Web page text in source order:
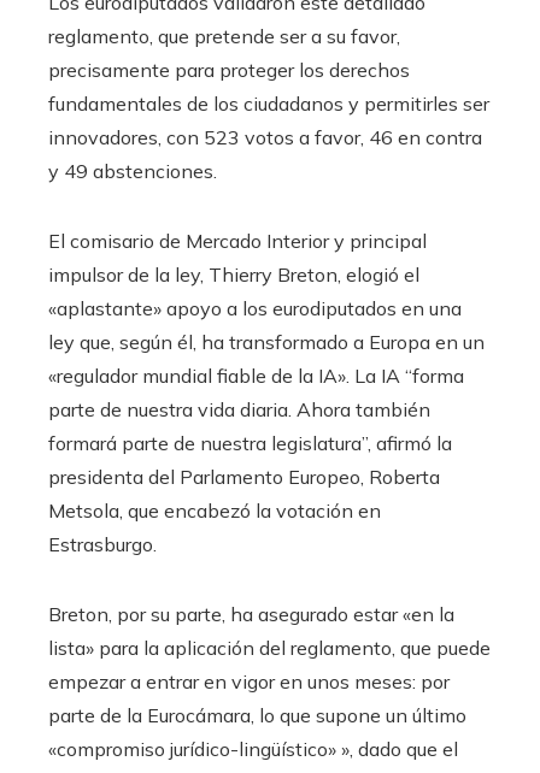
reglamento, que pretende ser a su favor,
precisamente para proteger los derechos
fundamentales de los ciudadanos y permitirles ser
innovadores, con 523 votos a favor, 46 en contra
y 49 abstenciones.
El comisario de Mercado Interior y principal
impulsor de la ley, Thierry Breton, elogió el
«aplastante» apoyo a los eurodiputados en una
ley que, según él, ha transformado a Europa en un
«regulador mundial fiable de la IA». La IA “forma
parte de nuestra vida diaria. Ahora también
formará parte de nuestra legislatura”, afirmó la
presidenta del Parlamento Europeo, Roberta
Metsola, que encabezó la votación en
Estrasburgo.
Breton, por su parte, ha asegurado estar «en la
lista» para la aplicación del reglamento, que puede
empezar a entrar en vigor en unos meses: por
parte de la Eurocámara, lo que supone un último
«compromiso jurídico-lingüístico» », dado que el